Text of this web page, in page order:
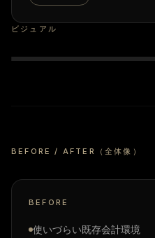
ビジュアル
BEFORE / AFTER（全体像）
BEFORE
使いづらい既存会計環境